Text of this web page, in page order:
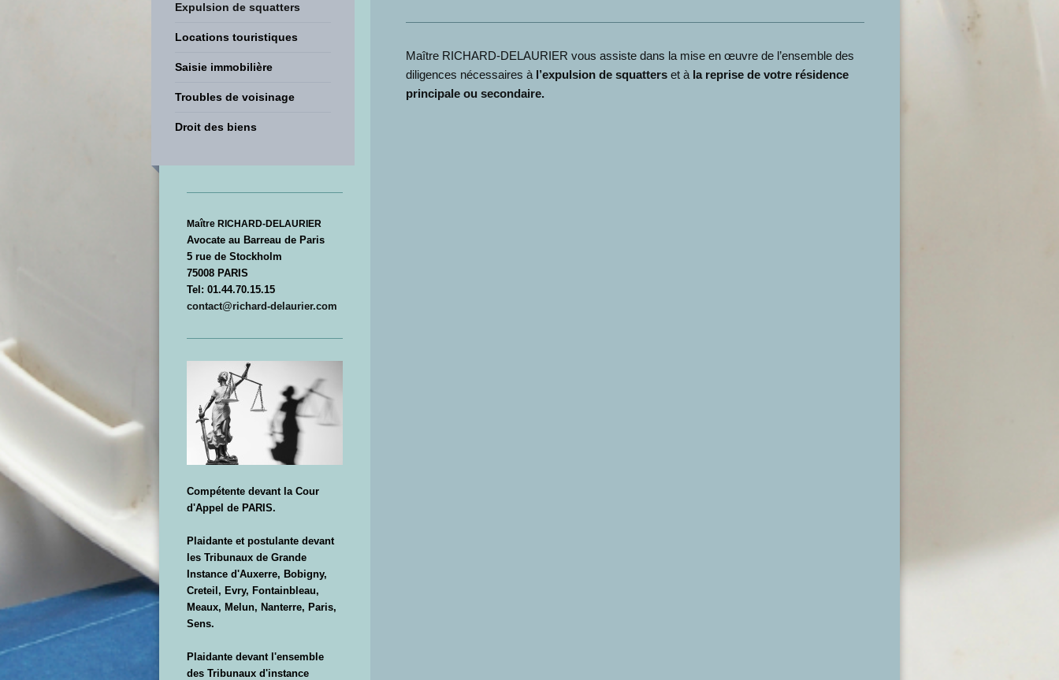
Maître RICHARD-DELAURIER vous assiste dans la mise en œuvre de l’ensemble des
diligences nécessaires à l’expulsion de squatterset à la reprise de votre résidence
principale ou secondaire.
Expulsion de squatters
Locations touristiques
Saisie immobilière
Troubles de voisinage
Droit des biens
Maître RICHARD-DELAURIER
Avocate au Barreau de Paris
5 rue de Stockholm
75008 PARIS
Tel: 01.44.70.15.15
contact@richard-delaurier.com
Compétente devant la Cour
d'Appel de PARIS.
Plaidante et postulante devant
les Tribunaux de Grande
Instance d'Auxerre, Bobigny,
Creteil, Evry, Fontainbleau,
Meaux, Melun, Nanterre, Paris,
Sens.
Plaidante devant l'ensemble
des Tribunaux d'instance